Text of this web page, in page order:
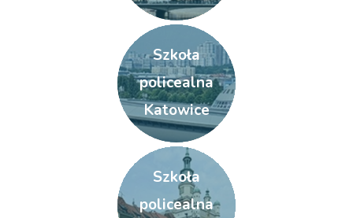
Szkoła
policealna
Katowice
Szkoła
policealna